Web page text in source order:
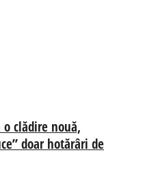
clădire nouă,
doar hotărâri de